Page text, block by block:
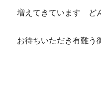
増えてきています ど
お待ちいただき有難う